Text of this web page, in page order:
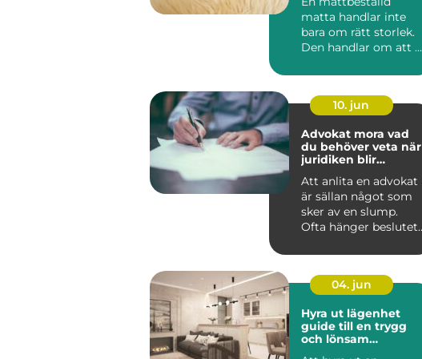
matta handlar inte
bara om rätt storlek.
Den handlar om att få
g...
10. jun
Advokat mora vad
du behöver veta när
juridiken blir
Att anlita en advokat
är sällan något som
sker av en slump.
Ofta hänger beslutet
04. jun
Hyra ut lägenhet
guide till en trygg
och lönsam